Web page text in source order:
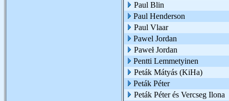
Paul Blin
Paul Henderson
Paul Vlaar
Pawel Jordan
Paweł Jordan
Pentti Lemmetyinen
Peták Mátyás (KiHa)
Peták Péter
Peták Péter és Vercseg Ilona